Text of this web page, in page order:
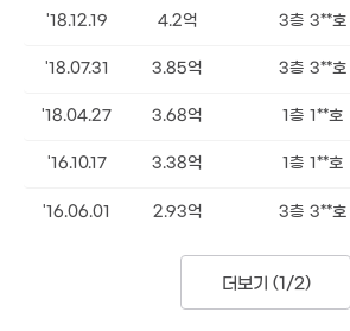
1.92억
8.45억
'20. 11
7.1억
82m²
6.72억
'18.12.19 4.2억 3층 3**호
'18.07.31 3.85억 3층 3**호
'18.04.27 3.68억 1층 1**호
'16.10.17 3.38억 1층 1**호
'16.06.01 2.93억 3층 3**호
더보기 (1/2)